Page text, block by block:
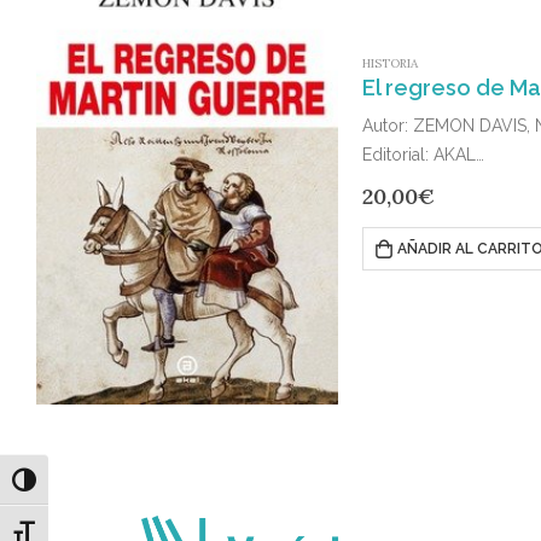
Alternar alto contraste
HISTORIA
El regreso de
Autor: ZEMON DAVIS,
Editorial: AKAL
ISBN: 978-84-460-
La de Martin Guerre
20,00€
AÑADIR AL CARRITO